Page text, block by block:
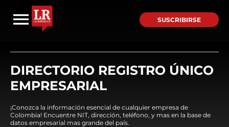
SUSCRIBIRSE
DIRECTORIO REGISTRO ÚNICO
EMPRESARIAL
¡Conozca la información esencial de cualquier empresa de
Colombia! Encuentre NIT, dirección, teléfono, y mas en la base de
datos empresarial mas grande del país.